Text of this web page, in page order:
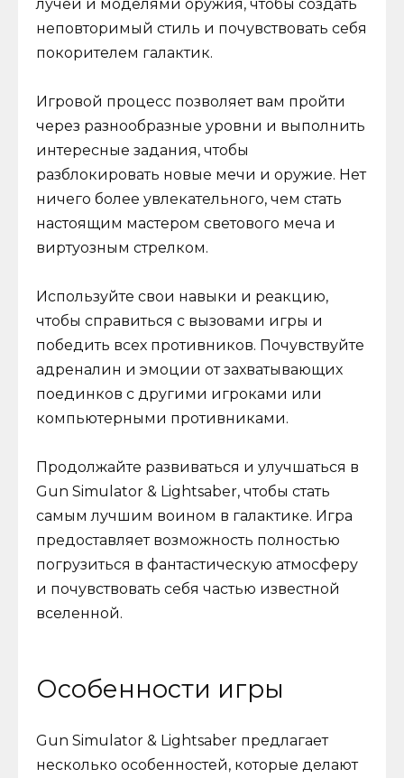
лучей и моделями оружия, чтобы создать
неповторимый стиль и почувствовать себя
покорителем галактик.
Игровой процесс позволяет вам пройти
через разнообразные уровни и выполнить
интересные задания, чтобы
разблокировать новые мечи и оружие. Нет
ничего более увлекательного, чем стать
настоящим мастером светового меча и
виртуозным стрелком.
Используйте свои навыки и реакцию,
чтобы справиться с вызовами игры и
победить всех противников. Почувствуйте
адреналин и эмоции от захватывающих
поединков с другими игроками или
компьютерными противниками.
Продолжайте развиваться и улучшаться в
Gun Simulator & Lightsaber, чтобы стать
самым лучшим воином в галактике. Игра
предоставляет возможность полностью
погрузиться в фантастическую атмосферу
и почувствовать себя частью известной
вселенной.
Особенности игры
Gun Simulator & Lightsaber предлагает
несколько особенностей, которые делают